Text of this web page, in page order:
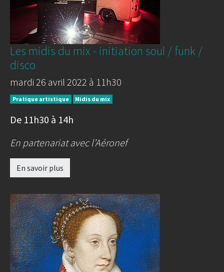
Les midis du mix - initiation soul / funk /
disco
mardi 26 avril 2022 à 11h30
Pratique artistique Midis du mix
De 11h30 à 14h
En partenariat avec l’Aéronef
En savoir plus